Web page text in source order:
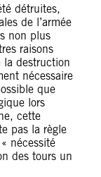
détruites,
de l’armée
non plus
raisons
la destruction
nécessaire
que
lors
cette
pas la règle
nécessité
des tours un